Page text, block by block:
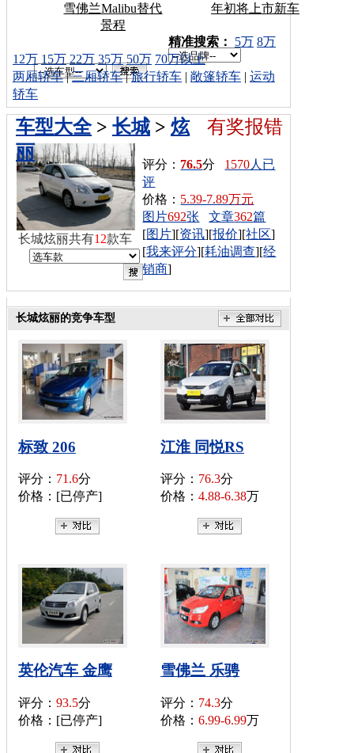
雪佛兰Malibu替代
景程
年初将上市新车
车型搜索：
精准搜索： 5万 8万
12万 15万 22万 35万 50万 70万以上
两厢轿车|三厢轿车|旅行轿车 | 敞篷轿车 | 运动
轿车
有奖报错
车型大全> 长城 > 炫
丽
评分： 76.5分 1570人已
评
价格： 5.39-7.89万元
图片692张 文章362篇
[图片][资讯][报价][社区]
[我来评分][耗油调查][经
销商]
长城炫丽共有12款车
长城炫丽的竞争车型
标致 206
评分： 71.6分
价格：[已停产]
江淮 同悦RS
评分： 76.3分
价格： 4.88-6.38万
英伦汽车 金鹰
评分： 93.5分
价格：[已停产]
雪佛兰 乐骋
评分： 74.3分
价格： 6.99-6.99万